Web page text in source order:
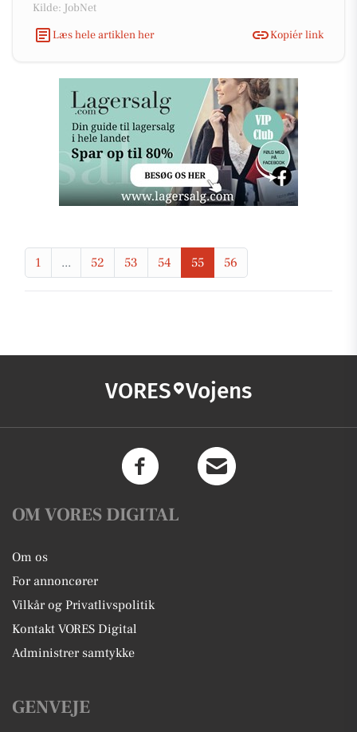
Kilde: JobNet
Læs hele artiklen her
Kopiér link
1 ... 52 53 54 55 56
VORES Vojens
OM VORES DIGITAL
Om os
For annoncører
Vilkår og Privatlivspolitik
Kontakt VORES Digital
Administrer samtykke
GENVEJE